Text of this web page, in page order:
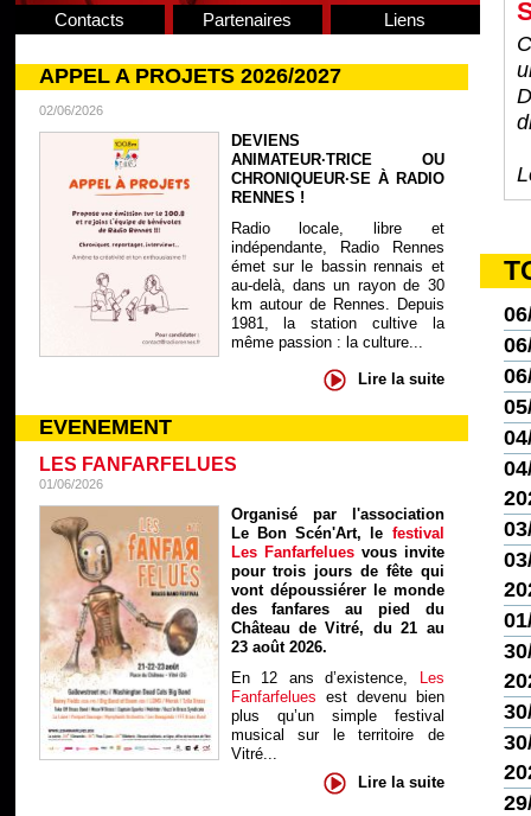
Contacts Partenaires Liens
APPEL A PROJETS 2026/2027
02/06/2026
DEVIENS
ANIMATEUR·TRICE OU
CHRONIQUEUR·SE À RADIO
RENNES !
Radio locale, libre et
indépendante, Radio Rennes
émet sur le bassin rennais et
au-delà, dans un rayon de 30
km autour de Rennes. Depuis
1981, la station cultive la
même passion : la culture...
Lire la suite
EVENEMENT
LES FANFARFELUES
01/06/2026
Organisé par l'association
Le Bon Scén'Art, le festival
Les Fanfarfelues vous invite
pour trois jours de fête qui
vont dépoussiérer le monde
des fanfares au pied du
Château de Vitré, du 21 au
23 août 2026.
En 12 ans d’existence, Les
Fanfarfelues est devenu bien
plus qu’un simple festival
musical sur le territoire de
Vitré...
Lire la suite